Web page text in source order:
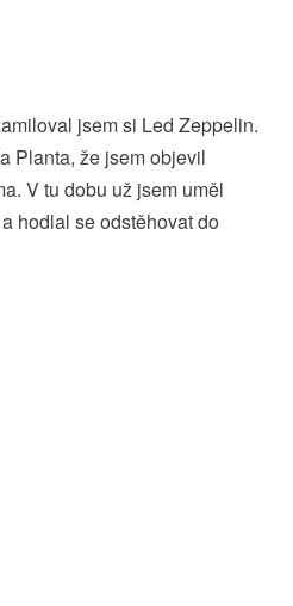
jsem si Led Zeppelin.
Planta, že jsem objevil
V tu dobu už jsem uměl
hodlal se odstěhovat do